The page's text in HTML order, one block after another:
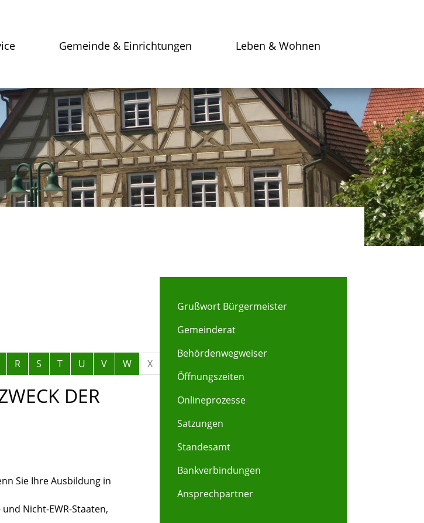
Gemeinde & Einrichtungen Leben & Wohnen
R S T U V W X
DER
Sie Ihre Ausbildung in
Nicht-EWR-Staaten,
Grußwort Bürgermeister
Gemeinderat
Behördenwegweiser
Öffnungszeiten
Onlineprozesse
Satzungen
Standesamt
Bankverbindungen
Ansprechpartner